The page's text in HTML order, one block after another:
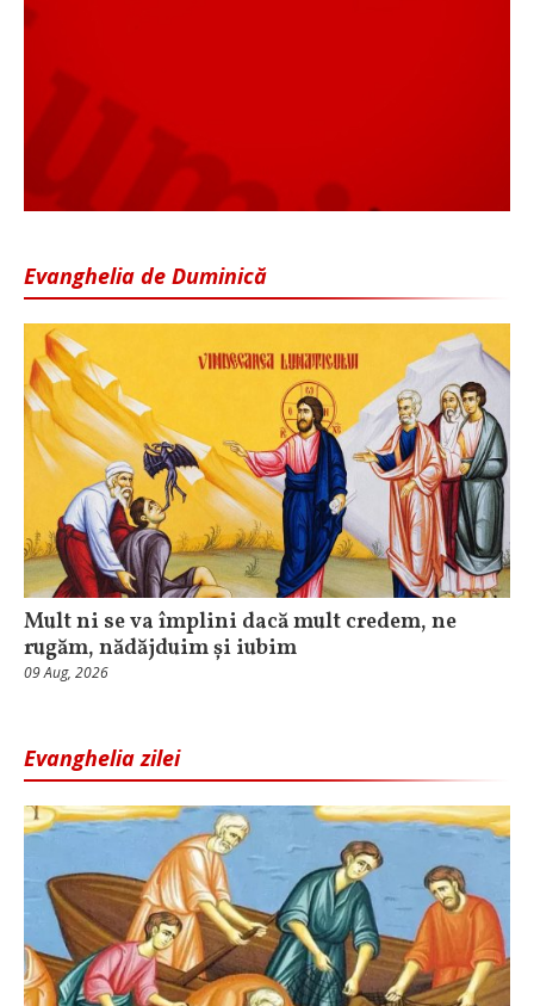
Evanghelia de Duminică
Mult ni se va împlini dacă mult credem, ne
rugăm, nădăjduim și iubim
09 Aug, 2026
Evanghelia zilei